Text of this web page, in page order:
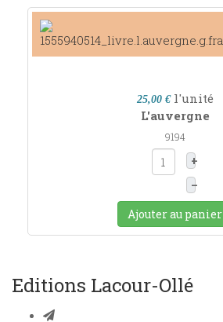
25,00 € l'unité
L'auvergne
9194
+
–
Ajouter au panier
Editions Lacour-Ollé